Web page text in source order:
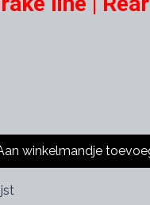
winkelmandje